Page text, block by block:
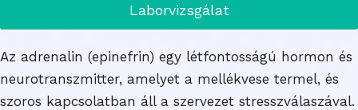
Laborvizsgálat
Az adrenalin (epinefrin) egy létfontosságú hormon és
neurotranszmitter, amelyet a mellékvese termel, és
szoros kapcsolatban áll a szervezet stresszválaszával.